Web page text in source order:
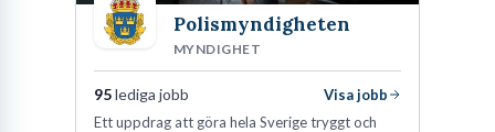
Polismyndigheten
MYNDIGHET
95lediga jobb
Visa jobb
Ett uppdrag att göra hela Sverige tryggt och